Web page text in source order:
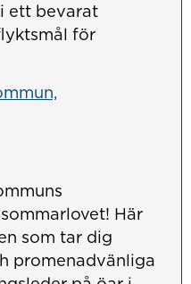
ett bevarat
för
webbplats
webbplats
webbplats
Här
som tar dig
promenadvänliga